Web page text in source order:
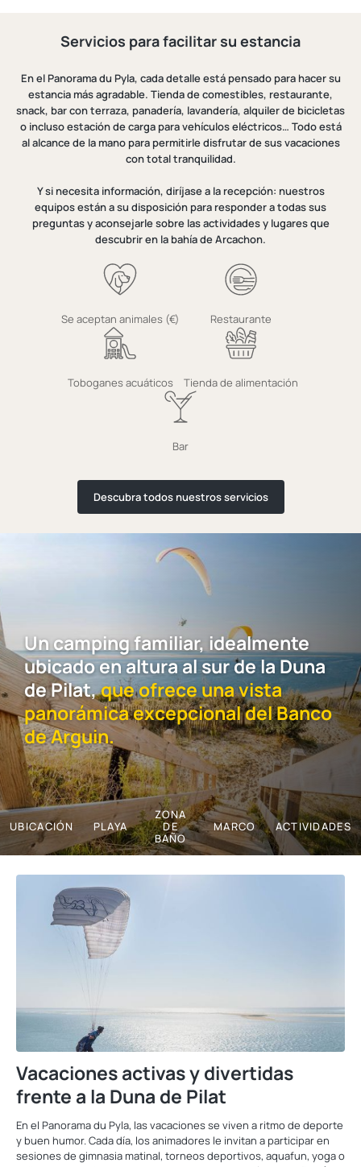
Servicios para facilitar su estancia
En el Panorama du Pyla, cada detalle está pensado para hacer su
estancia más agradable. Tienda de comestibles, restaurante,
snack, bar con terraza, panadería, lavandería, alquiler de bicicletas
o incluso estación de carga para vehículos eléctricos… Todo está
al alcance de la mano para permitirle disfrutar de sus vacaciones
con total tranquilidad.
Y si necesita información, diríjase a la recepción: nuestros
equipos están a su disposición para responder a todas sus
preguntas y aconsejarle sobre las actividades y lugares que
descubrir en la bahía de Arcachon.
Se aceptan animales (€) Restaurante
Toboganes acuáticos Tienda de alimentación
Bar
Descubra todos nuestros servicios
UBICACIÓN PLAYA
ZONA
DE
BAÑO
MARCO ACTIVIDADES
Un camping familiar, idealmente
ubicado en altura al sur de la Duna
de Pilat,que ofrece una vista
panorámica excepcional del Banco
de Arguin.
Vacaciones activas y divertidas
frente a la Duna de Pilat
En el Panorama du Pyla, las vacaciones se viven a ritmo de deporte
y buen humor. Cada día, los animadores le invitan a participar en
sesiones de gimnasia matinal, torneos deportivos, aquafun, yoga o